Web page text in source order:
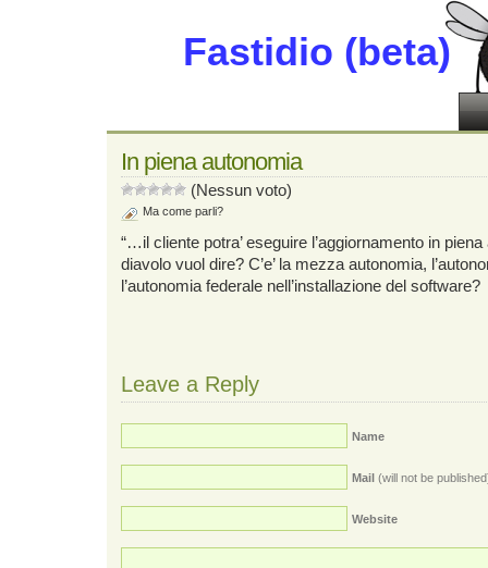
Fastidio (beta)
In piena autonomia
(Nessun voto)
Ma come parli?
“…il cliente potra’ eseguire l’aggiornamento in
diavolo vuol dire? C’e’ la mezza autonomia,
l’autonomia federale nell’installazione del software?
Leave a Reply
Name
Mail (will not be
Website